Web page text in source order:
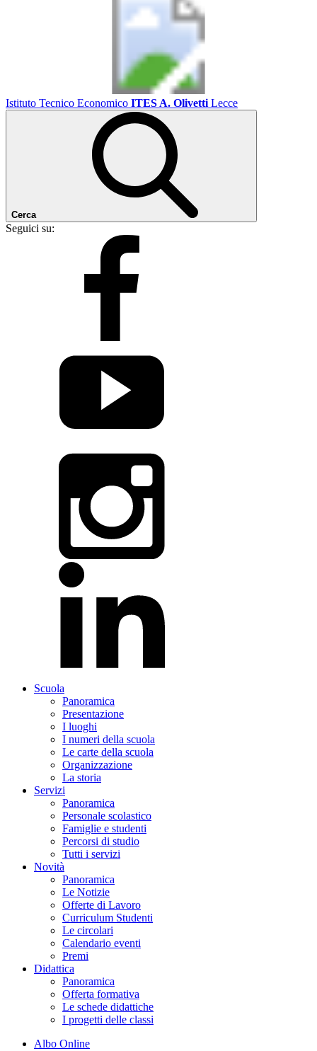
Istituto Tecnico Economico ITES A. Olivetti Lecce
Cerca
Seguici su:
Scuola
Panoramica
Presentazione
I luoghi
I numeri della scuola
Le carte della scuola
Organizzazione
La storia
Servizi
Panoramica
Personale scolastico
Famiglie e studenti
Percorsi di studio
Tutti i servizi
Novità
Panoramica
Le Notizie
Offerte di Lavoro
Curriculum Studenti
Le circolari
Calendario eventi
Premi
Didattica
Panoramica
Offerta formativa
Le schede didattiche
I progetti delle classi
Albo Online